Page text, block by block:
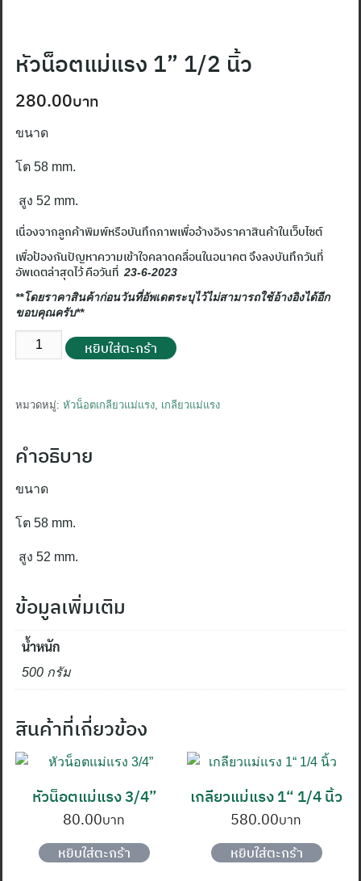
หัวน็อตแม่แรง 1” 1/2 นิ้ว
280.00
ขนาด
โต 58 mm.
สูง 52 mm.
เนื่องจากลูกค้าพิมพ์หรือบันทึกภาพเพื่ออ้างอิงราคาสินค้าในเว็บไซต์
เพื่อป้องกันปัญหาความเข้าใจคลาดคลื่อนในอนาคต จึงลงบันทึกวันที่
อัพเดตล่าสุดไว้ คือวันที่23-6-2023
**โดยราคาสินค้าก่อนวันที่อัพเดตระบุไว้ไม่สามารถใช้อ้างอิงได้อีก
ขอบคุณครับ**
จำนวน
หัว
แม่แรง
1/2
นิ้ว
ชิ้น
หยิบใส่ตะกร้า
หมวดหมู่: หัวน็อตเกลียวแม่แรง เกลียวแม่แรง
คำอธิบาย
ขนาด
โต 58 mm.
สูง 52 mm.
ข้อมูลเพิ่มเติม
น้ำหนัก
500 กรัม
สินค้าที่เกี่ยวข้อง
หัวน็อตแม่แรง 3/4”
80.00
หยิบใส่ตะกร้า
เกลียวแม่แรง 1“ 1/4 นิ้ว
580.00
หยิบใส่ตะกร้า